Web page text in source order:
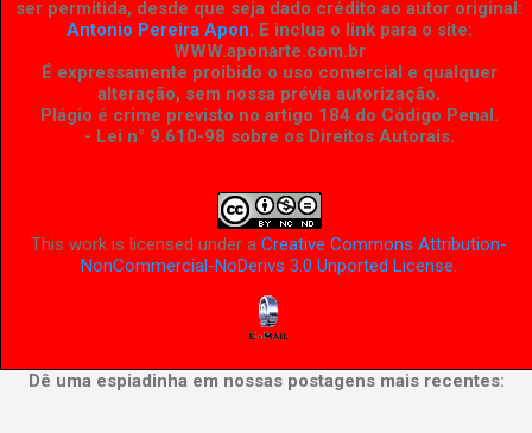
ser permitida, desde que seja dado crédito ao autor original:
Antonio Pereira Apon. E inclua o link para o site:
WWW.aponarte.com.br
É expressamente proibido o uso comercial e qualquer
alteração, sem nossa prévia autorização.
Plágio é crime previsto no artigo 184 do Código Penal.
- Lei n° 9.610-98 sobre os Direitos Autorais.
This work is licensed under aCreative Commons Attribution-
NonCommercial-NoDerivs 3.0 Unported License.
Dê uma espiadinha em nossas postagens mais recentes: